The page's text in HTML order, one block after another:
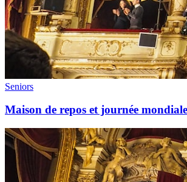
Seniors
Maison de repos et journée